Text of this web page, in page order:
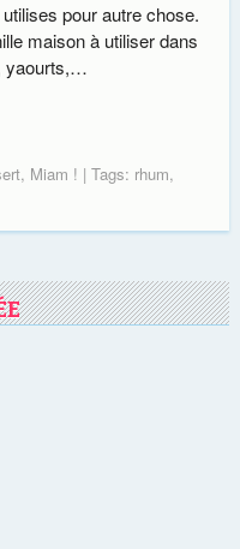
pour autre chose.
maison à utiliser dans
yaourts,…
, Miam ! | Tags: rhum,